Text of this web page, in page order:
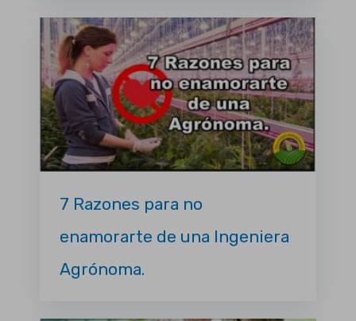
7 Razones para no
enamorarte de una Ingeniera
Agrónoma.